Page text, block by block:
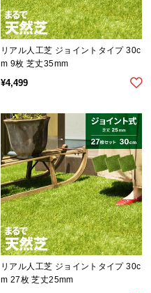
リアル人工芝 ジョイントタイプ 30c
m 9枚 芝丈35mm
¥4,499
リアル人工芝 ジョイントタイプ 30c
m 27枚 芝丈25mm